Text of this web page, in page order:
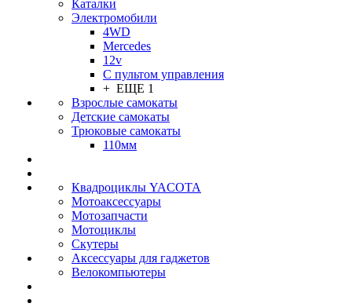
Каталки
Электромобили
4WD
Mercedes
12v
С пультом управления
+ ЕЩЕ 1
Взрослые самокаты
Детские самокаты
Трюковые самокаты
110мм
Квадроциклы YACOTA
Мотоаксессуары
Мотозапчасти
Мотоциклы
Скутеры
Аксессуары для гаджетов
Велокомпьютеры